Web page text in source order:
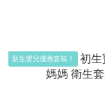
新生嬰兒優惠套裝！